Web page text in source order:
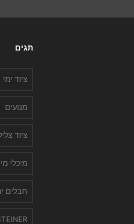
תגים
ציוד ימי
מנועים
ציוד
מיכלי
חבלים